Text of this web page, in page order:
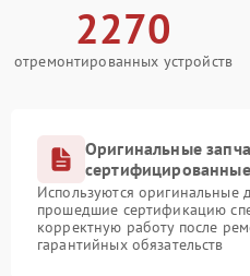
2270
отремонтированных устройств
Оригинальные
Используются оригинальные
прошедшие сертификацию
корректную работу после
гарантийных обязательств